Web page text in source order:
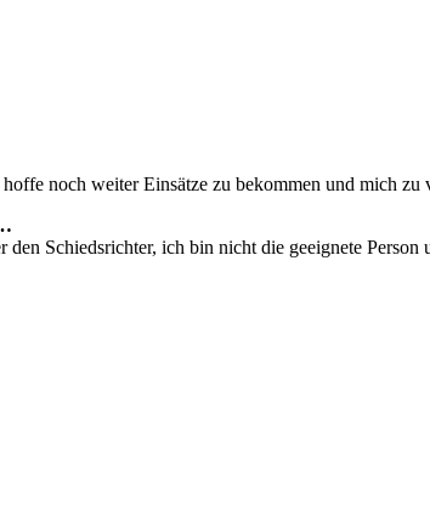
noch weiter Einsätze zu bekommen und mich zu
Schiedsrichter, ich bin nicht die geeignete Person